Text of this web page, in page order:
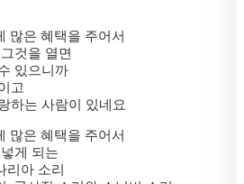
많은 혜택을 주어서
것을 열면
있으니까
고
하는 사람이 있네요
많은 혜택을 주어서
게 되는
리아 소리